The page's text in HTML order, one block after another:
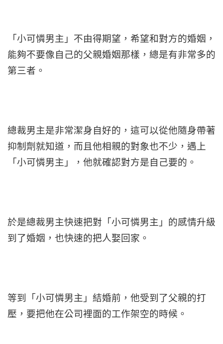
「小可憐男主」不由得期望，希望和對方的婚姻，
能夠不要像自己的父親婚姻那樣，總是有非常多的
第三者。
總裁男主是非常潔身自好的，這可以從他隨身帶著
抑制劑就知道，而且他相親的對象也不少，遇上
「小可憐男主」，他就確認對方是自己要的。
於是總裁男主快速把對「小可憐男主」的感情升級
到了婚姻，也快速的把人娶回家。
等到「小可憐男主」結婚前，他受到了父親的打
壓，要把他在公司裡面的工作架空的時候。